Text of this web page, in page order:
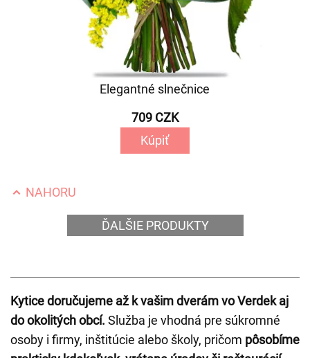
Elegantné slnečnice
709 CZK
Kúpiť
NAHORU
ĎALŠIE PRODUKTY
Kytice doručujeme až k vašim dverám vo Verdek aj
do okolitých obcí. Služba je vhodná pre súkromné
osoby i firmy, inštitúcie alebo školy, pričom pôsobíme